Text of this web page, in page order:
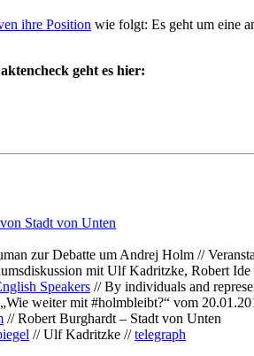
ihre Position wie folgt: Es geht um eine
geht es hier:
Stadt von Unten
zur Debatte um Andrej Holm //
mit Ulf Kadritzke, Robert
Speakers // By individuals and
weiter mit #holmbleibt?“ vom
// Robert Burghardt – Stadt von Unten
// Ulf Kadritzke //telegraph